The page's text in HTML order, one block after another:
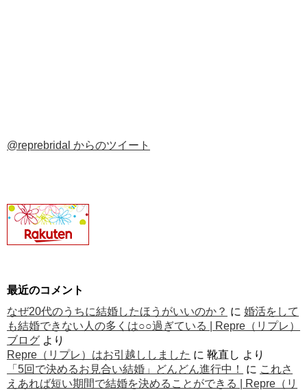
@reprebridal からのツイート
最近のコメント
なぜ20代のうちに結婚したほうがいいのか？ に 婚活をして
も結婚できない人の多くは○○過ぎている | Repre（リプレ）
ブログ より
Repre（リプレ）はお引越ししました に 靴直し より
「5回で決めるお見合い結婚」どんどん進行中！
に これさ
えあれば短い期間で結婚を決めることができる | Repre（リ